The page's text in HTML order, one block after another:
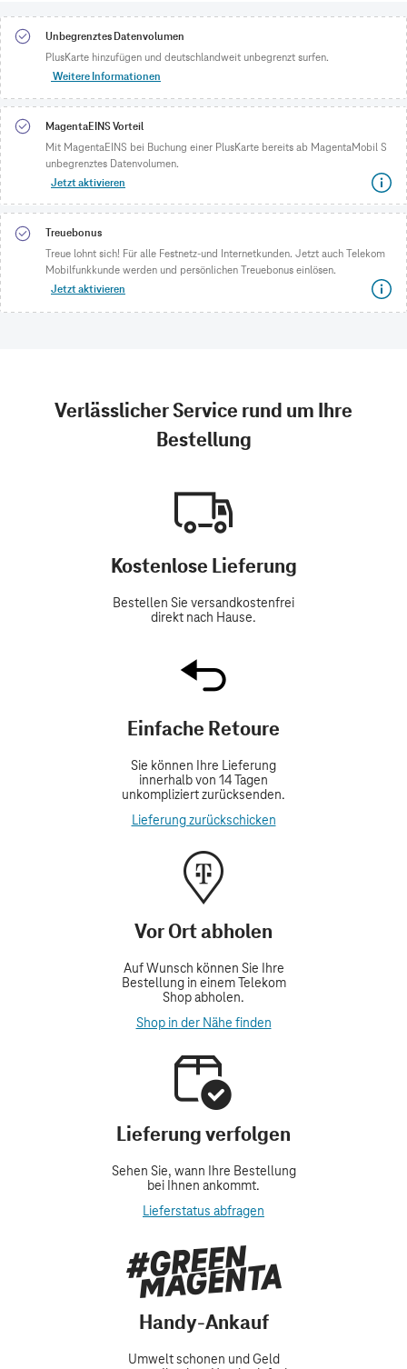
Unbegrenztes Datenvolumen
PlusKarte hinzufügen und deutschlandweit unbegrenzt surfen.
Weitere Informationen
MagentaEINS Vorteil
Mit MagentaEINS bei Buchung einer PlusKarte bereits ab MagentaMobil S
unbegrenztes Datenvolumen.
Jetzt aktivieren
Treuebonus
Treue lohnt sich! Für alle Festnetz-und Internetkunden. Jetzt auch Telekom
Mobilfunkkunde werden und persönlichen Treuebonus einlösen.
Jetzt aktivieren